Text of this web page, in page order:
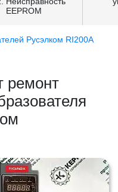
EEPROM
Русэлком RI200A
ремонт